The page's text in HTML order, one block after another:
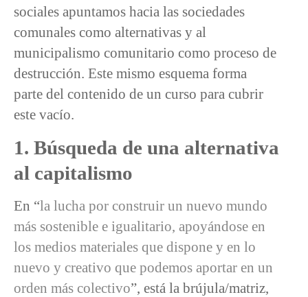
sociales apuntamos hacia las sociedades
comunales como alternativas y al
municipalismo comunitario como proceso de
destrucción. Este mismo esquema forma
parte del contenido de un curso para cubrir
este vacío.
1. Búsqueda de una alternativa
al capitalismo
En “la lucha por construir un nuevo mundo
más sostenible e igualitario, apoyándose en
los medios materiales que dispone y en lo
nuevo y creativo que podemos aportar en un
orden más colectivo”, está la brújula/matriz,